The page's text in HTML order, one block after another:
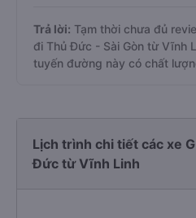
Trả lời: Tạm thời chưa đủ
đi Thủ Đức - Sài Gòn từ Vĩnh
tuyến đường này có chất
Lịch trình chi tiết các xe
Đức từ Vĩnh Linh